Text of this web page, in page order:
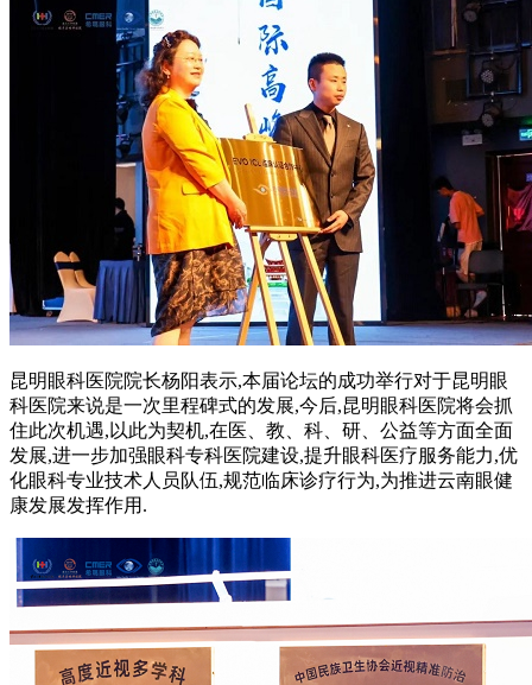
昆明眼科医院院长杨阳表示,本届论坛的成功举行对于昆明眼
科医院来说是一次里程碑式的发展,今后,昆明眼科医院将会抓
住此次机遇,以此为契机,在医、教、科、研、公益等方面全面
发展,进一步加强眼科专科医院建设,提升眼科医疗服务能力,优
化眼科专业技术人员队伍,规范临床诊疗行为,为推进云南眼健
康发展发挥作用.